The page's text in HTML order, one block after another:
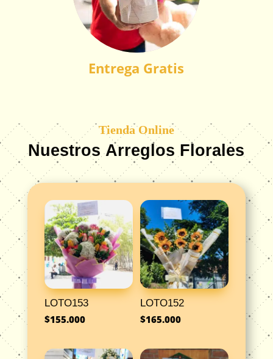
Entrega Gratis
Tienda Online
Nuestros Arreglos Florales
LOTO153
$155.000
LOTO152
$165.000